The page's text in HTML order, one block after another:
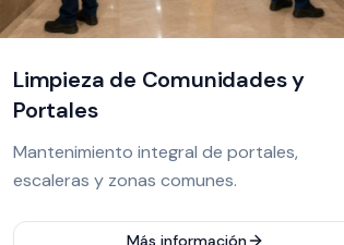
Limpieza de Comunidades y
Portales
Mantenimiento integral de portales,
escaleras y zonas comunes.
Más información